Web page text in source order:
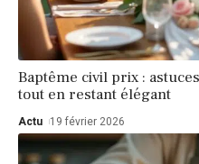
Baptême civil prix :
tout en restant élégant
Actu 19 février 2026